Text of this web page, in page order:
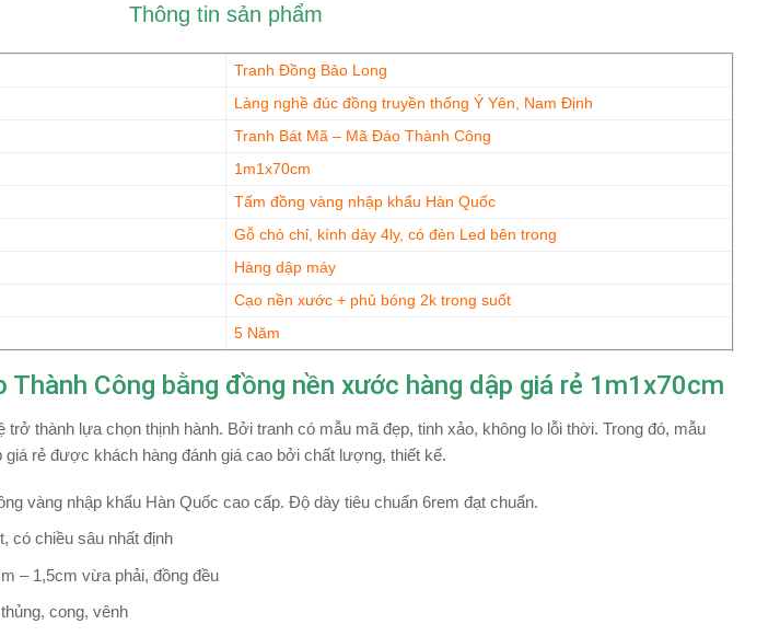
Thông tin sản phẩm
Tranh Đồng Bảo Long
Làng nghề đúc đồng truyền thống Ý Yên, Nam Định
Tranh Bát Mã – Mã Đáo Thành Công
1m1x70cm
Tấm đồng vàng nhập khẩu Hàn Quốc
Gỗ chò chỉ, kính dày 4ly, có đèn Led bên trong
Hàng dập máy
Cạo nền xước + phủ bóng 2k trong suốt
5 Năm
Công bằng đồng nền xước hàng dập giá rẻ 1m1x70cm
trở thành lựa chọn thịnh hành. Bởi tranh có mẫu mã đẹp, tinh xảo, không lo lỗi thời. Trong đó, mẫu
rẻ được khách hàng đánh giá cao bởi chất lượng, thiết kế.
vàng nhập khẩu Hàn Quốc cao cấp. Độ dày tiêu chuẩn 6rem đạt chuẩn.
có chiều sâu nhất định
– 1,5cm vừa phải, đồng đều
cong, vênh